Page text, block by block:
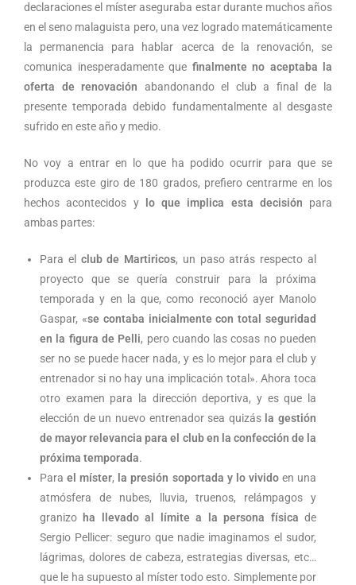
declaraciones el míster aseguraba estar durante muchos años
en el seno malaguista pero, una vez logrado matemáticamente
la permanencia para hablar acerca de la renovación, se
comunica inesperadamente que finalmente no aceptaba la
oferta
de renovación abandonando el club a final de la
presente temporada debido fundamentalmente al desgaste
sufrido en este año y medio.
No voy a entrar en lo que ha podido ocurrir para que se
produzca este giro de 180 grados, prefiero centrarme en los
hechos acontecidos y
lo que implica esta decisión para
ambas partes:
Para el club de Martiricos, un paso atrás respecto al
proyecto que se quería construir para la próxima
temporada y en la que, como reconoció ayer Manolo
Gaspar, «se contaba inicialmente con total seguridad
en la figura de Pelli, pero cuando las cosas no pueden
ser no se puede hacer nada, y es lo mejor para el club y
entrenador si no hay una implicación total». Ahora toca
otro examen para la dirección deportiva, y es que la
elección de un nuevo entrenador sea quizás la gestión
de mayor relevancia para el club en la confección de la
próxima temporada.
Parael míster, la presión soportada y lo vividoen una
atmósfera de nubes, lluvia, truenos, relámpagos y
granizo ha llevado al límite a la persona física de
Sergio Pellicer: seguro que nadie imaginamos el sudor,
lágrimas, dolores de cabeza, estrategias diversas, etc…
que le ha supuesto al míster todo esto. Simplemente por